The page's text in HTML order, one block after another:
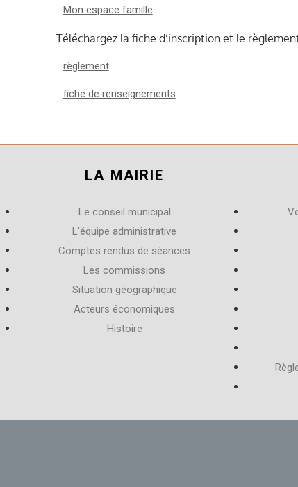
Mon espace famille
Téléchargez la fiche d’inscription et le
règlement
fiche de renseignements
LA MAIRIE
Le conseil municipal
L’équipe administrative
Comptes rendus de séances
Les commissions
Situation géographique
Acteurs économiques
Histoire